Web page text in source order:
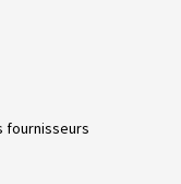
fournisseurs